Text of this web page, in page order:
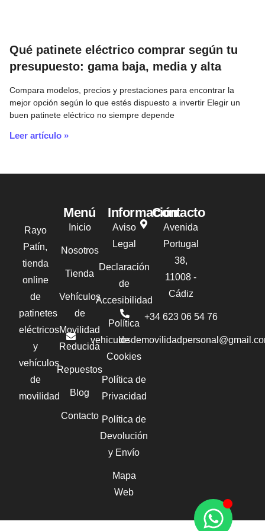
Qué patinete eléctrico comprar según tu
presupuesto: gama baja, media y alta
Compara modelos, precios y prestaciones para encontrar la
mejor opción según lo que estés dispuesto a invertir Elegir un
buen patinete eléctrico no siempre depende
Leer artículo »
Rayo
Patín,
tienda
online
de
patinetes
eléctricos
y
vehículos
de
movilidad
Menú
Inicio
Nosotros
Tienda
Vehículos
de
Movilidad
Reducida
Repuestos
Blog
Contacto
Información
Aviso
Legal
Declaración
de
Accesibilidad
Política
de
Cookies
Política de
Privacidad
Política de
Devolución
y Envío
Mapa
Web
Contacto
Avenida
Portugal
38,
11008 -
Cádiz
+34 623 06 54 76‬